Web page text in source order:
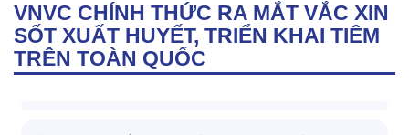
VNVC CHÍNH THỨC RA MẮT VẮC XIN
SỐT XUẤT HUYẾT, TRIỂN KHAI TIÊM
TRÊN TOÀN QUỐC